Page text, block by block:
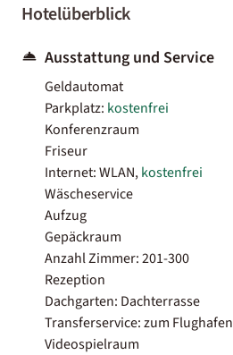
Hotelüberblick
Ausstattung und Service
Geldautomat
Parkplatz: kostenfrei
Konferenzraum
Friseur
Internet: WLAN,kostenfrei
Wäscheservice
Aufzug
Gepäckraum
Anzahl Zimmer: 201-300
Rezeption
Dachgarten: Dachterrasse
Transferservice: zum Flughafen
Videospielraum